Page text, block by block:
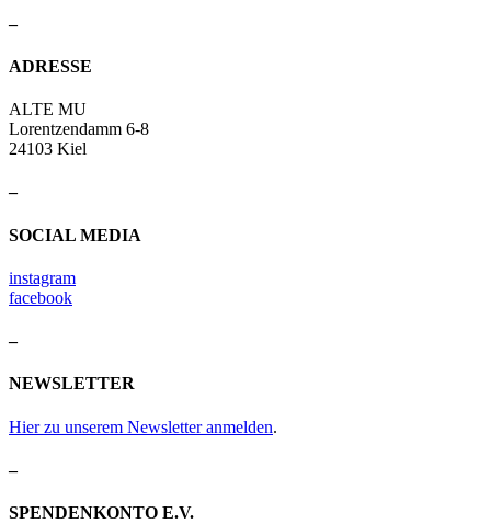
–
ADRESSE
ALTE MU
Lorentzendamm 6-8
24103 Kiel
–
SOCIAL MEDIA
instagram
facebook
–
NEWSLETTER
Hier zu unserem Newsletter anmelden.
–
SPENDENKONTO E.V.